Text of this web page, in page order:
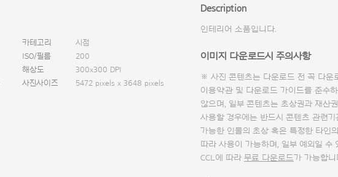
카테고리
시점
ISO/필름
200
해상도
300x300 DPI
사진사이즈 5472 pixels x 3648 pixels
Description
인테리어 소품입니다.
이미지 다운로드시 주의사항
※ 사진 콘텐츠는 다운로드 전 꼭 다운
이용약관 및 다운로드 가이드를 준수
않으며, 일부 콘텐츠는 초상권과 재산
사용할 경우에는 반드시 콘텐츠 관련
가능한 인물의 초상 혹은 특정한 타인
따라 사용이 가능하며, 일부 예외일
CCL에 따라 무료 다운로드가 가능합니